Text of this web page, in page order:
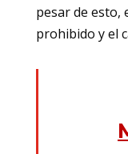
pesar de esto,
prohibido y el